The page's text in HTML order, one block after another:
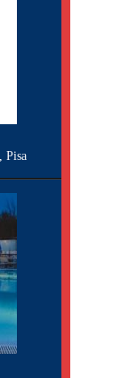
Pisa